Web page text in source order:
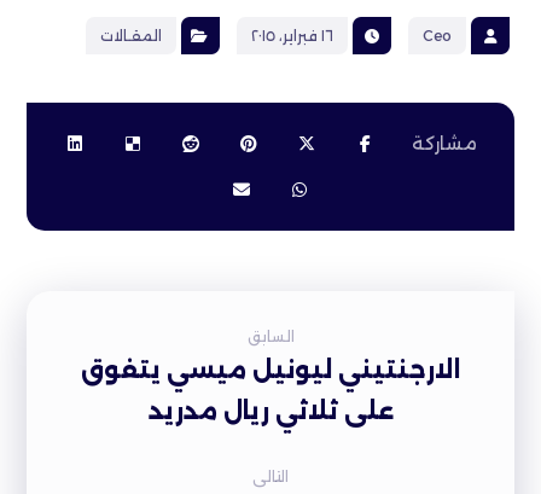
Ceo ١٦ فبراير، ٢٠١٥ المقـالات
السابق
الارجنتيني ليونيل ميسي يتفوق
على ثلاثي ريال مدريد
التالى